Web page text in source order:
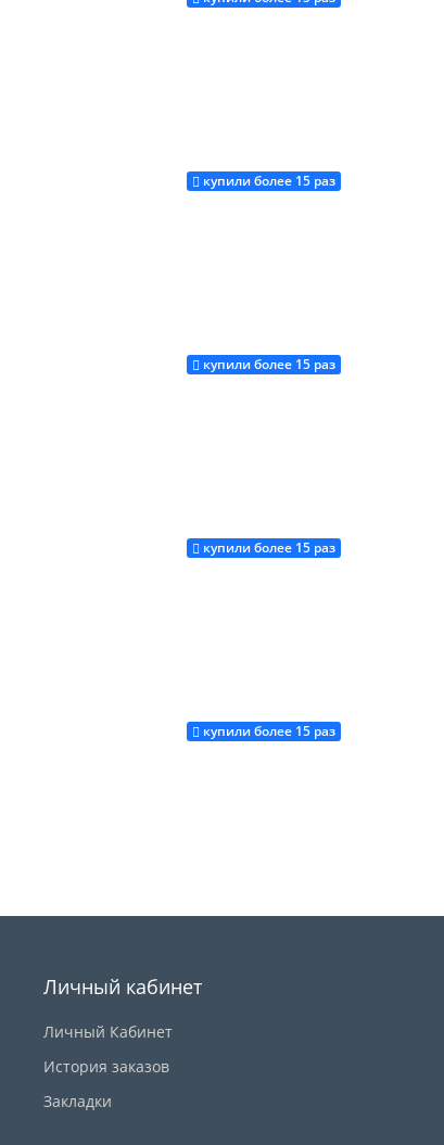
Купить
купили более 15 раз
Купить
купили более 15 раз
Купить
купили более 15 раз
Купить
купили более 15 раз
Купить
Личный кабинет
Личный Кабинет
История заказов
Закладки